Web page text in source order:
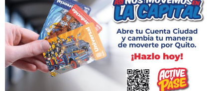
meses de 2019, año en el que se prevé su entrega y entrada en
operación exitosa. De acuerdo con José Luis Guijarro, gerente
de obra civil, en el primer trimestre de 2019 se podrán observar
avances significativos en cuanto al equipamiento…Leer más »